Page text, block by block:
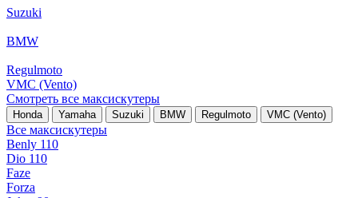
Suzuki
BMW
Regulmoto
VMC (Vento)
Смотреть все максискутеры
Honda Yamaha Suzuki BMW Regulmoto VMC (Vento)
Все максискутеры
Benly 110
Dio 110
Faze
Forza